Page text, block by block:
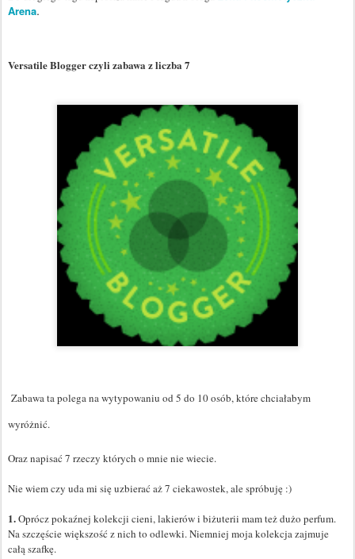
Arena.
Versatile Blogger czyli zabawa z liczba 7
Zabawa ta polega na wytypowaniu od 5 do 10 osób, które chciałabym
wyróżnić.
Oraz napisać 7 rzeczy których o mnie nie wiecie.
Nie wiem czy uda mi się uzbierać aż 7 ciekawostek, ale spróbuję :)
1.Oprócz pokaźnej kolekcji cieni, lakierów i biżuterii mam też dużo perfum.
Na szczęście większość z nich to odlewki. Niemniej moja kolekcja zajmuje
całą szafkę.